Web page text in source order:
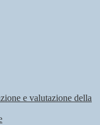
e valutazione della